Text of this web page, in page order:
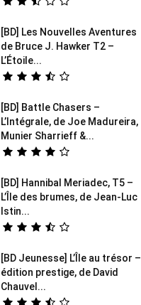
[BD] Les Nouvelles Aventures
de Bruce J. Hawker T2 –
L’Étoile...
[BD] Battle Chasers –
L’Intégrale, de Joe Madureira,
Munier Sharrieff &...
[BD] Hannibal Meriadec, T5 –
L’Île des brumes, de Jean-Luc
Istin...
[BD Jeunesse] L’Île au trésor –
édition prestige, de David
Chauvel...